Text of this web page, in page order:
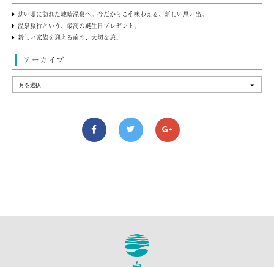
幼い頃に訪れた城崎温泉へ。今だからこそ味わえる、新しい思い出。
温泉旅行という、最高の誕生日プレゼント。
新しい家族を迎える前の、大切な旅。
アーカイブ